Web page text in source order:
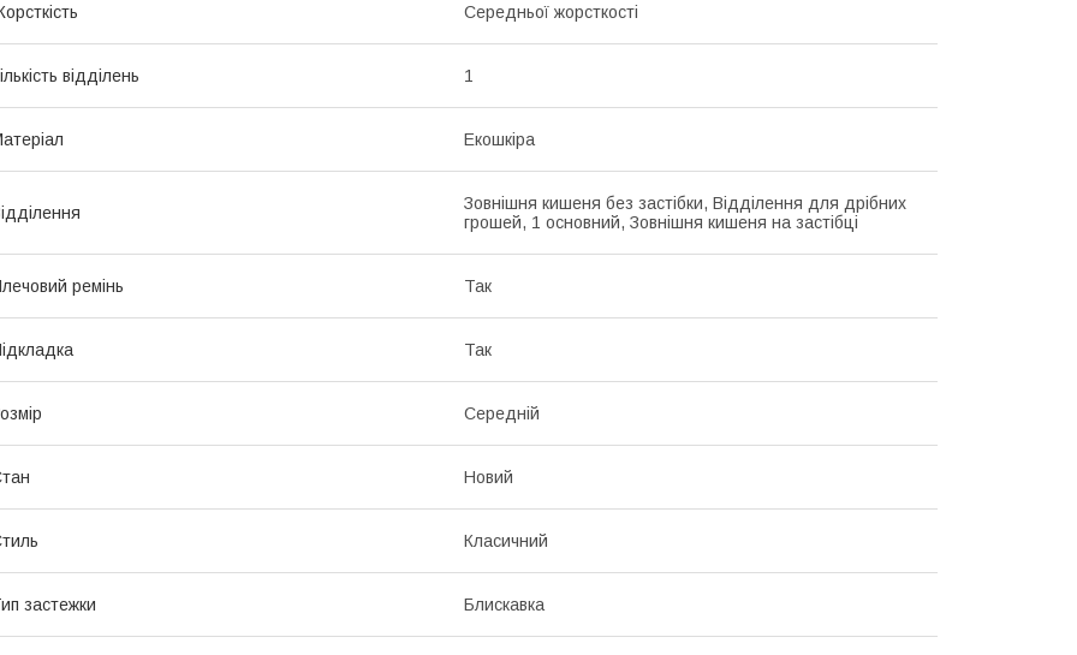
Середньої жорсткості
відділень 1
Екошкіра
Зовнішня кишеня без застібки, Відділення для дрібних
грошей, 1 основний, Зовнішня кишеня на застібці
ремінь Так
Так
Середній
Новий
Класичний
застежки Блискавка